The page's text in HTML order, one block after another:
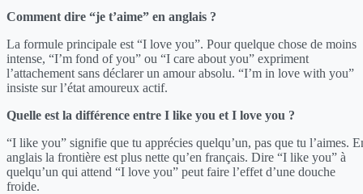
Comment dire “je t’aime” en anglais ?
La formule principale est “I love you”. Pour quelque chose de moins
intense, “I’m fond of you” ou “I care about you” expriment
l’attachement sans déclarer un amour absolu. “I’m in love with you”
insiste sur l’état amoureux actif.
Quelle est la différence entre I like you et I love you ?
“I like you” signifie que tu apprécies quelqu’un, pas que tu l’aimes.
anglais la frontière est plus nette qu’en français. Dire “I like you” à
quelqu’un qui attend “I love you” peut faire l’effet d’une douche
froide.